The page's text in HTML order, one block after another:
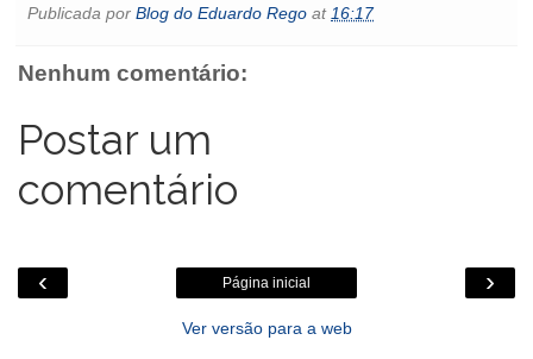
b
k
t
s
p
l
e
e
o
.
m
e
t
Publicada por Blog do Eduardo Rego at16:17
Nenhum comentário:
Postar um
comentário
‹ ›
Página inicial
Ver versão para a web